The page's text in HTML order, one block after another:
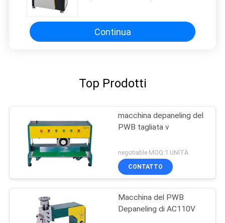
Continua
Top Prodotti
macchina depaneling del
PWB tagliata v
negotiable MOQ:1 UNITÀ
CONTATTO
Macchina del PWB
Depaneling di AC110V